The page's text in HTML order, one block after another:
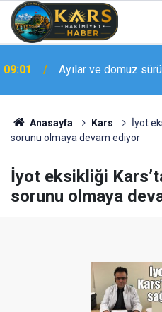
09:01 Ayılar ve domuz
Anasayfa Kars
İyot
sorunu olmaya devam ediyor
İyot eksikliği
sorunu olmaya